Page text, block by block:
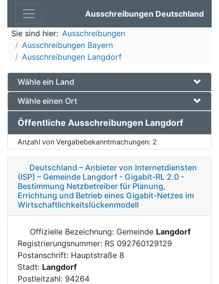
Ausschreibungen Deutschland
Sie sind hier: Ausschreibungen
Ausschreibungen Bayern
Ausschreibungen Langdorf
Wähle ein Land
Wähle einen Ort
Öffentliche Ausschreibungen Langdorf
Anzahl von Vergabebekanntmachungen: 2
Deutschland – Anbieter von Internetdiensten
(ISP) – Gemeinde Langdorf - Gigabit-RL 2.0 -
Bestimmung Netzbetreiber für Planung,
Errichtung und Betrieb eines Gigabit-Netzes im
Wirtschaftlichkeitslückenmodell
Offizielle Bezeichnung: Gemeinde Langdorf
Registrierungsnummer: RS 092760129129
Postanschrift: Hauptstraße 8
Stadt: Langdorf
Postleitzahl: 94264